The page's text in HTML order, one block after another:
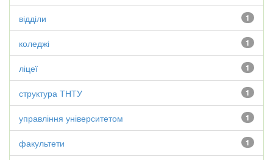
1
відділи
1
коледжі
1
ліцеї
1
структура ТНТУ
1
управління університетом
1
факультети